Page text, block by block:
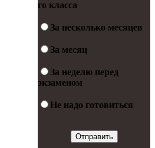
го класса
За несколько месяцев
За месяц
За неделю перед
экзаменом
Не надо готовиться